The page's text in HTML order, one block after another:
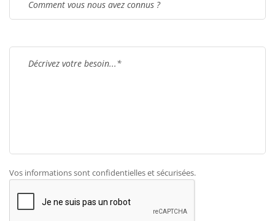
Vos informations sont confidentielles et sécurisées.